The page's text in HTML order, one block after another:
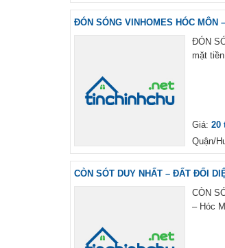
ĐÓN SÓNG VINHOMES HÓC MÔN
ĐÓN
mặt
Giá: 20
Quận/
CÒN SÓT DUY NHẤT – ĐẤT ĐỐI
CÒN
– Hóc